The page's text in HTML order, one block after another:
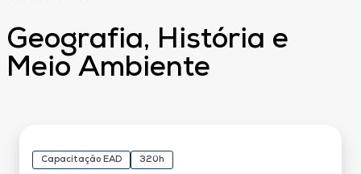
Geografia, História e
Meio Ambiente
Capacitação EAD 320h